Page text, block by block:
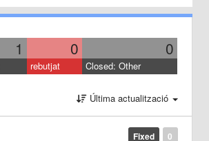
1 0 0
rebutjat Closed: Other
Última actualització
0
Fixed